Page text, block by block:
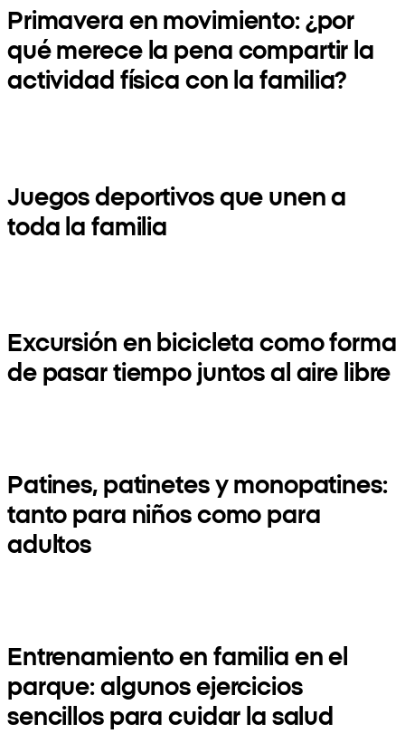
Primavera en movimiento: ¿por
qué merece la pena compartir la
actividad física con la familia?
Juegos deportivos que unen a
toda la familia
Excursión en bicicleta como forma
de pasar tiempo juntos al aire libre
Patines, patinetes y monopatines:
tanto para niños como para
adultos
Entrenamiento en familia en el
parque: algunos ejercicios
sencillos para cuidar la salud